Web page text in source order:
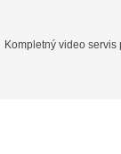
Kompletný video servis